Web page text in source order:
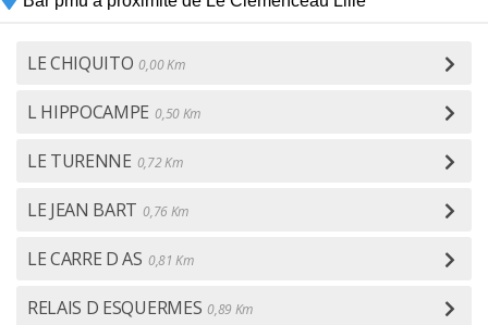
LE CHIQUITO 0,00 Km
L HIPPOCAMPE 0,50 Km
LE TURENNE 0,72 Km
LE JEAN BART 0,76 Km
LE CARRE D AS 0,81 Km
RELAIS D ESQUERMES 0,89 Km